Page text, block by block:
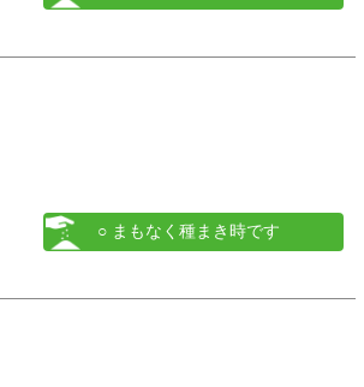
○ まもなく種まき時です